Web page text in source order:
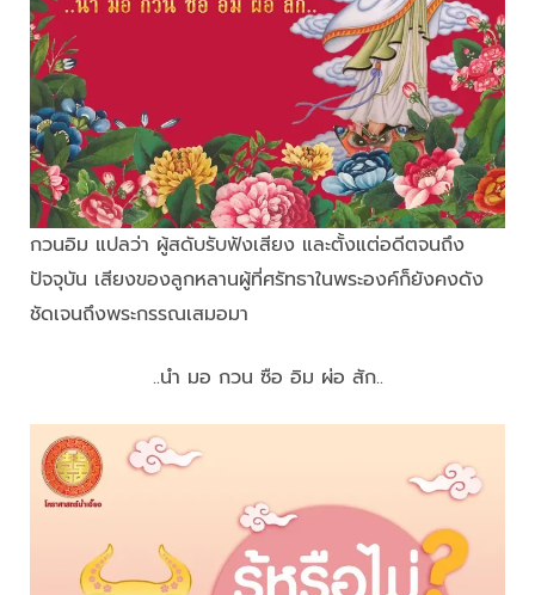
​กวนอิม แปลว่า ผู้สดับรับฟังเสียง และตั้งแต่อดีตจนถึง
ปัจจุบัน เสียงของลูกหลานผู้ที่ศรัทธาในพระองค์ก็ยังคงดัง
ชัดเจนถึงพระกรรณเสมอมา
..นำ มอ กวน ซือ อิม ผ่อ สัก..